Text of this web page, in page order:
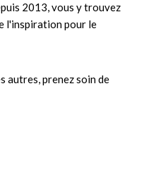
2013, vous y trouvez
l'inspiration pour le
autres, prenez soin de